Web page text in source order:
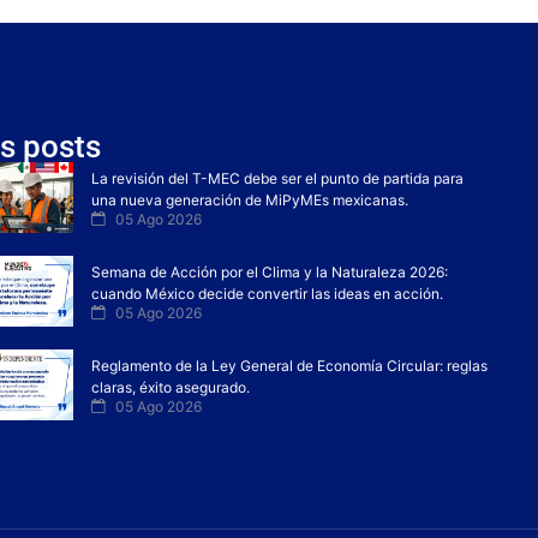
posts
La revisión del T-MEC debe ser el punto de partida para
una nueva generación de MiPyMEs mexicanas.
05 Ago 2026
Semana de Acción por el Clima y la Naturaleza 2026:
cuando México decide convertir las ideas en acción.
05 Ago 2026
Reglamento de la Ley General de Economía Circular: reglas
claras, éxito asegurado.
05 Ago 2026